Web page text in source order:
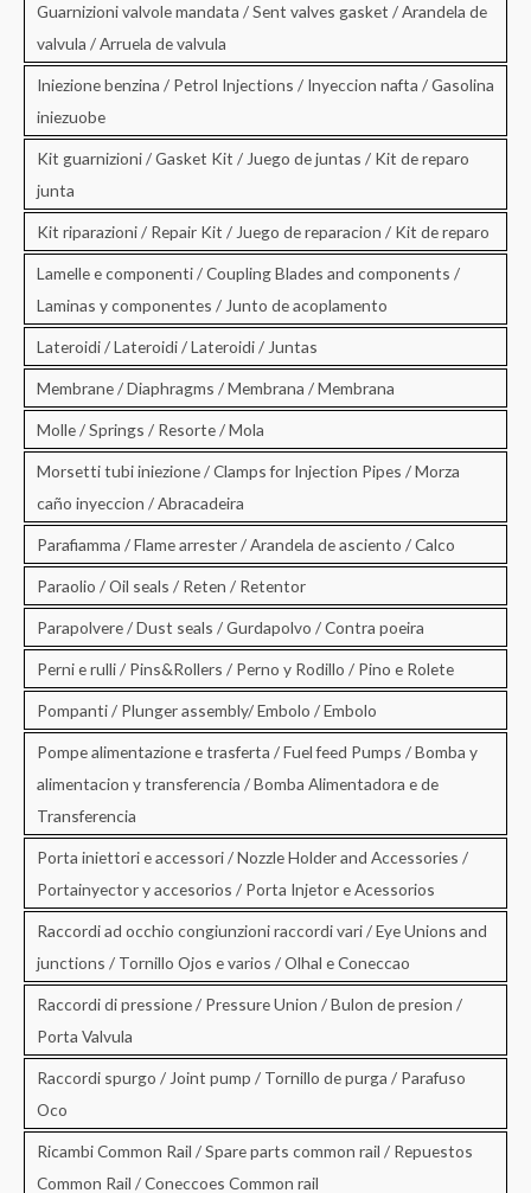
Guarnizioni valvole mandata / Sent valves gasket / Arandela de
valvula / Arruela de valvula
Iniezione benzina / Petrol Injections / Inyeccion nafta / Gasolina
iniezuobe
Kit guarnizioni / Gasket Kit / Juego de juntas / Kit de reparo
junta
Kit riparazioni / Repair Kit / Juego de reparacion / Kit de reparo
Lamelle e componenti / Coupling Blades and components /
Laminas y componentes / Junto de acoplamento
Lateroidi / Lateroidi / Lateroidi / Juntas
Membrane / Diaphragms / Membrana / Membrana
Molle / Springs / Resorte / Mola
Morsetti tubi iniezione / Clamps for Injection Pipes / Morza
caño inyeccion / Abracadeira
Parafiamma / Flame arrester / Arandela de asciento / Calco
Paraolio / Oil seals / Reten / Retentor
Parapolvere / Dust seals / Gurdapolvo / Contra poeira
Perni e rulli / Pins&Rollers / Perno y Rodillo / Pino e Rolete
Pompanti / Plunger assembly/ Embolo / Embolo
Pompe alimentazione e trasferta / Fuel feed Pumps / Bomba y
alimentacion y transferencia / Bomba Alimentadora e de
Transferencia
Porta iniettori e accessori / Nozzle Holder and Accessories /
Portainyector y accesorios / Porta Injetor e Acessorios
Raccordi ad occhio congiunzioni raccordi vari / Eye Unions and
junctions / Tornillo Ojos e varios / Olhal e Coneccao
Raccordi di pressione / Pressure Union / Bulon de presion /
Porta Valvula
Raccordi spurgo / Joint pump / Tornillo de purga / Parafuso
Oco
Ricambi Common Rail / Spare parts common rail / Repuestos
Common Rail / Coneccoes Common rail